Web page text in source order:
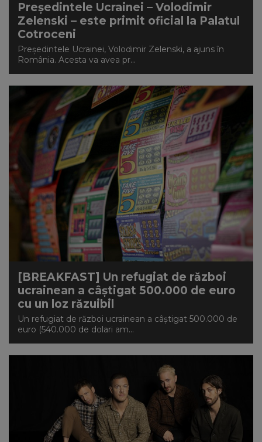
Președintele Ucrainei – Volodimir
Zelenski – este primit oficial la Palatul
Cotroceni
Președintele Ucrainei, Volodimir Zelenski, a ajuns în
România. Acesta va avea pr...
[BREAKFAST] Un refugiat de război
ucrainean a câştigat 500.000 de euro
cu un loz răzuibil
Un refugiat de război ucrainean a câştigat 500.000 de
euro (540.000 de dolari am...